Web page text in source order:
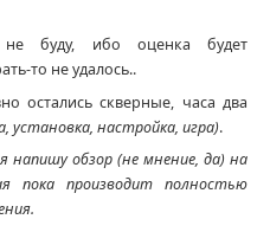
буду, ибо оценка будет
то не удалось..
остались скверные, часа два
установка, настройка, игра).
напишу обзор (не мнение, да) на
пока производит полностью